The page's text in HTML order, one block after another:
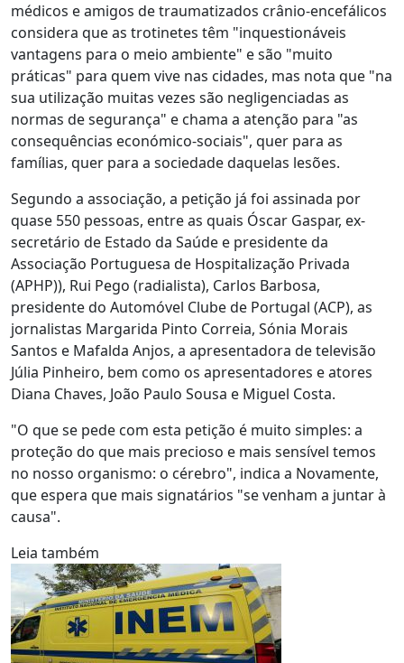
médicos e amigos de traumatizados crânio-encefálicos
considera que as trotinetes têm "inquestionáveis
vantagens para o meio ambiente" e são "muito
práticas" para quem vive nas cidades, mas nota que "na
sua utilização muitas vezes são negligenciadas as
normas de segurança" e chama a atenção para "as
consequências económico-sociais", quer para as
famílias, quer para a sociedade daquelas lesões.
Segundo a associação, a petição já foi assinada por
quase 550 pessoas, entre as quais Óscar Gaspar, ex-
secretário de Estado da Saúde e presidente da
Associação Portuguesa de Hospitalização Privada
(APHP)), Rui Pego (radialista), Carlos Barbosa,
presidente do Automóvel Clube de Portugal (ACP), as
jornalistas Margarida Pinto Correia, Sónia Morais
Santos e Mafalda Anjos, a apresentadora de televisão
Júlia Pinheiro, bem como os apresentadores e atores
Diana Chaves, João Paulo Sousa e Miguel Costa.
"O que se pede com esta petição é muito simples: a
proteção do que mais precioso e mais sensível temos
no nosso organismo: o cérebro", indica a Novamente,
que espera que mais signatários "se venham a juntar à
causa".
Leia também